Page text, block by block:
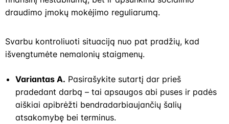
draudimo įmokų mokėjimo reguliarumą.
Svarbu kontroliuoti situaciją nuo pat pradžių, kad
išvengtumėte nemalonių staigmenų.
Variantas A. Pasirašykite sutartį dar prieš
pradedant darbą – tai apsaugos abi puses ir padės
aiškiai apibrėžti bendradarbiaujančių šalių
atsakomybę bei terminus.